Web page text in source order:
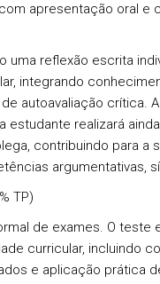
apresentação oral e
uma reflexão escrita
integrando
autoavaliação crítica.
estudante realizará
contribuindo para a
argumentativas,
TP)
de exames. O teste
curricular, incluindo
e aplicação prática